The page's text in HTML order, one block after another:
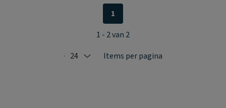
Selected: 24
24 Items per pagina
1
1 - 2 van 2